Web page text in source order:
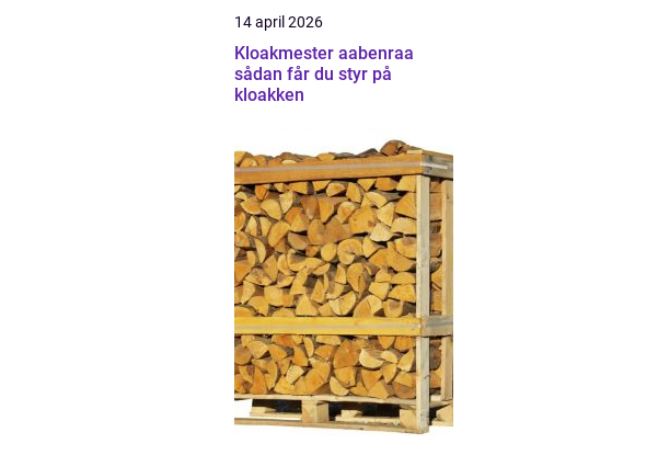
14 april 2026
Kloakmester aabenraa
sådan får du styr på
kloakken